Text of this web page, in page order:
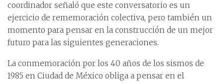
coordinador señaló que este conversatorio es un
ejercicio de rememoración colectiva, pero también un
momento para pensar en la construcción de un mejor
futuro para las siguientes generaciones.
La conmemoración por los 40 años de los sismos de
1985 en Ciudad de México obliga a pensar en el